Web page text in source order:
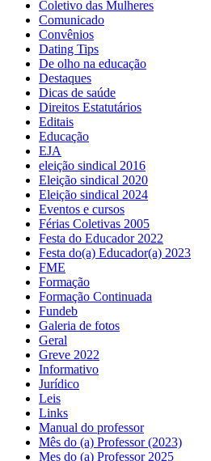
Coletivo das Mulheres
Comunicado
Convênios
Dating Tips
De olho na educação
Destaques
Dicas de saúde
Direitos Estatutários
Editais
Educação
EJA
eleição sindical 2016
Eleição sindical 2020
Eleição sindical 2024
Eventos e cursos
Férias Coletivas 2005
Festa do Educador 2022
Festa do(a) Educador(a) 2023
FME
Formação
Formação Continuada
Fundeb
Galeria de fotos
Geral
Greve 2022
Informativo
Jurídico
Leis
Links
Manual do professor
Mês do (a) Professor (2023)
Mes do (a) Professor 2025